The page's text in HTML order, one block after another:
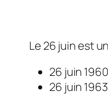
Le 26 juin est
26 juin
26 juin